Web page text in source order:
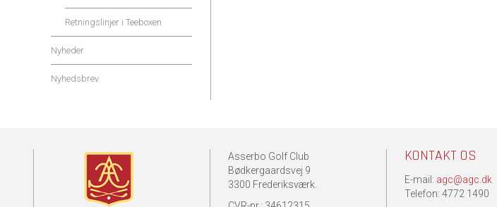
Retningslinjer i Teeboxen
Nyheder
Nyhedsbrev
Asserbo Golf Club
Bødkergaardsvej 9
3300 Frederiksværk.
KONTAKT OS
E-mail: agc@agc.dk
Telefon: 4772 1490